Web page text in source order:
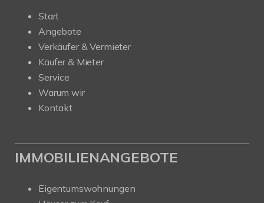
Start
Angebote
Verkäufer & Vermieter
Käufer & Mieter
Service
Warum wir
Kontakt
IMMOBILIENANGEBOTE
Eigentumswohnungen